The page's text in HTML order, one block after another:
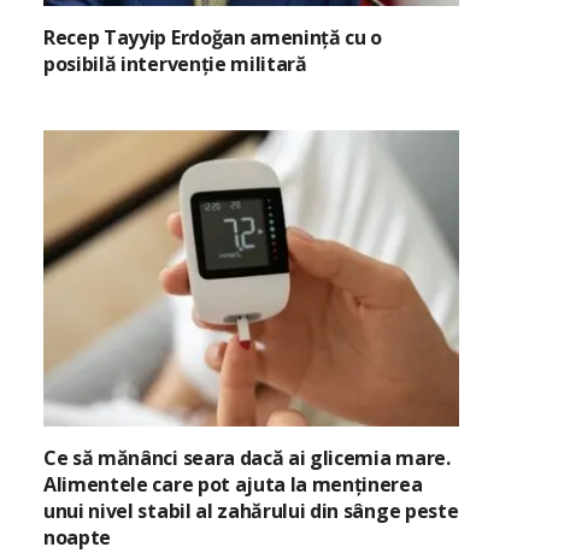
Recep Tayyip Erdoğan amenință cu o
posibilă intervenție militară
Ce să mănânci seara dacă ai glicemia mare.
Alimentele care pot ajuta la menținerea
unui nivel stabil al zahărului din sânge peste
noapte